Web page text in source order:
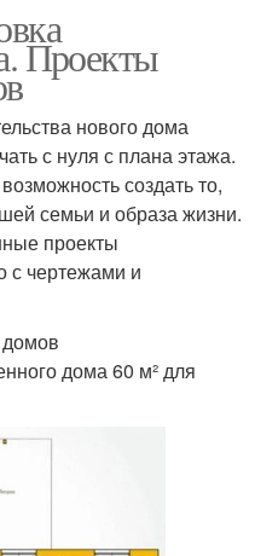
Проекты
нового дома
с нуля с плана этажа.
создать то,
семьи и образа жизни.
проекты
с чертежами и
дома 60 м² для